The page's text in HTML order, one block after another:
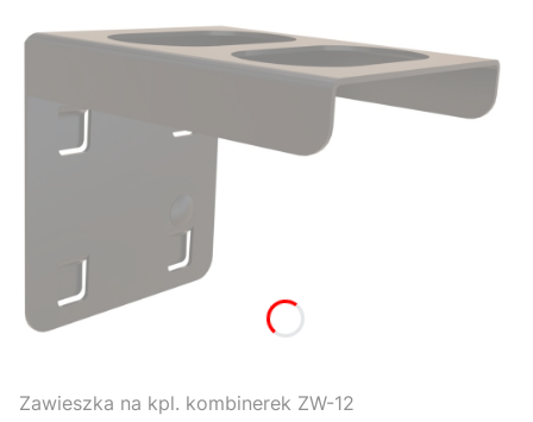
Zawieszka na kpl. kombinerek ZW-12